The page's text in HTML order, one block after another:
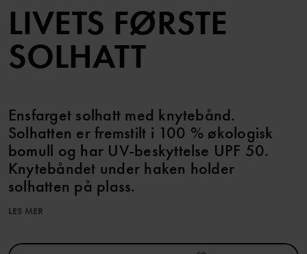
LIVETS FØRSTE
SOLHATT
Ensfarget solhatt med knytebånd.
Solhatten er fremstilt i 100 % økologisk
bomull og har UV-beskyttelse UPF 50.
Knytebåndet under haken holder
solhatten på plass.
reflektert eller spredd ultrafiolett stråling. En skjermbredde på 6
LES MER